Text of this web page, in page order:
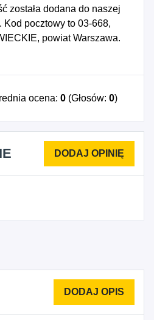
została dodana do naszej
Kod pocztowy to 03-668,
powiat Warszawa.
gospodarczej
informatyki oraz
i
- Pozostała działalność
niesklasyfikowana.
ocena: 0 (Głosów: 0)